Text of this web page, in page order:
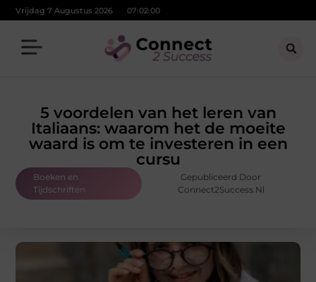
Vrijdag 7 Augustus 2026 07:02:01
5 voordelen van het leren van
Italiaans: waarom het de moeite
waard is om te investeren in een
cursu
Boeken en
Tijdschriften
Gepubliceerd Door
Connect2Success.nl